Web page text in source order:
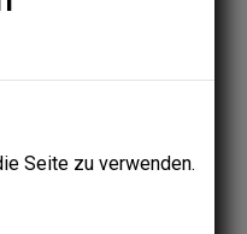
Seite zu verwenden.